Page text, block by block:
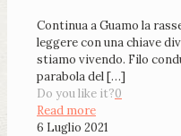
Continua a Guamo la
leggere con una chiave
stiamo vivendo. Filo
parabola del[…]
Do you like it?0
Read more
6 Luglio 2021